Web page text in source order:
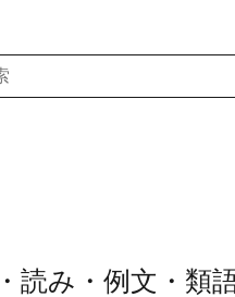
読み・例文・類